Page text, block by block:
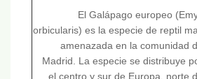
El Galápago europeo
orbicularis) es la especie de reptil
amenazada en la comunidad
Madrid. La especie se distribuye
el centro y sur de Europa, norte